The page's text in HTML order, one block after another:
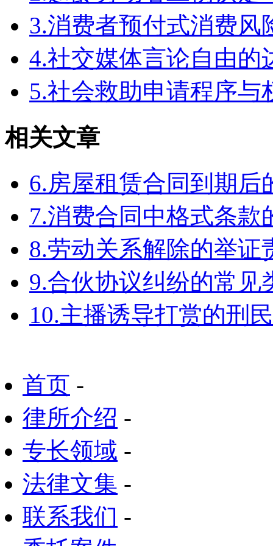
3.消费者预付式消费风
4.社交媒体言论自由
5.社会救助申请程序与
相关文章
6.房屋租赁合同到期后
7.消费合同中格式条款
8.劳动关系解除的举证
9.合伙协议纠纷的常见
10.主播诱导打赏的刑
首页 -
律所介绍 -
专长领域 -
法律文集 -
联系我们 -